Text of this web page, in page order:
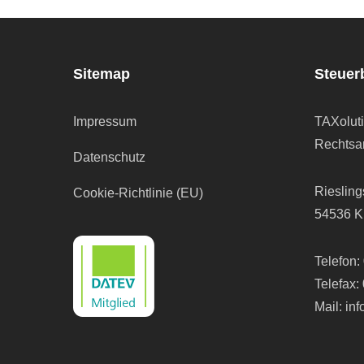
Sitemap
Impressum
Datenschutz
Cookie-Richtlinie (EU)
54536
Telefon:
Telefax:
Mail: